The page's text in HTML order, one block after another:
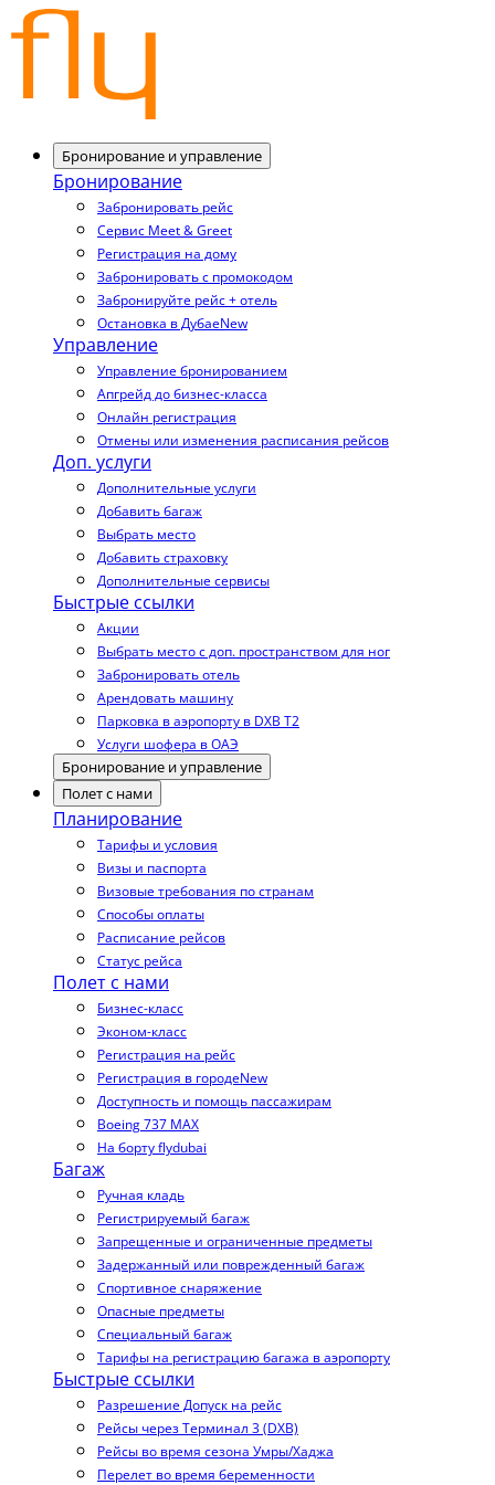
Бронирование и управление
Бронирование
Забронировать рейс
Сервис Meet & Greet
Регистрация на дому
Забронировать с промокодом
Забронируйте рейс + отель
Остановка в ДубаеNew
Управление
Управление бронированием
Апгрейд до бизнес-класса
Онлайн регистрация
Отмены или изменения расписания рейсов
Доп. услуги
Дополнительные услуги
Добавить багаж
Выбрать место
Добавить страховку
Дополнительные сервисы
Быстрые ссылки
Акции
Выбрать место с доп. пространством для ног
Забронировать отель
Арендовать машину
Парковка в аэропорту в DXB T2
Услуги шофера в ОАЭ
Бронирование и управление
Полет с нами
Планирование
Тарифы и условия
Визы и паспорта
Визовые требования по странам
Способы оплаты
Расписание рейсов
Статус рейса
Полет с нами
Бизнес-класс
Эконом-класс
Регистрация на рейс
Регистрация в городеNew
Доступность и помощь пассажирам
Boeing 737 MAX
На борту flydubai
Багаж
Ручная кладь
Регистрируемый багаж
Запрещенные и ограниченные предметы
Задержанный или поврежденный багаж
Спортивное снаряжение
Опасные предметы
Специальный багаж
Тарифы на регистрацию багажа в аэропорту
Быстрые ссылки
Разрешение Допуск на рейс
Рейсы через Терминал 3 (DXB)
Рейсы во время сезона Умры/Хаджа
Перелет во время беременности